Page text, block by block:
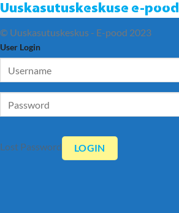
Uuskasutuskeskuse e-pood
© Uuskasutuskeskus - E-pood 2023
User Login
Lost Password